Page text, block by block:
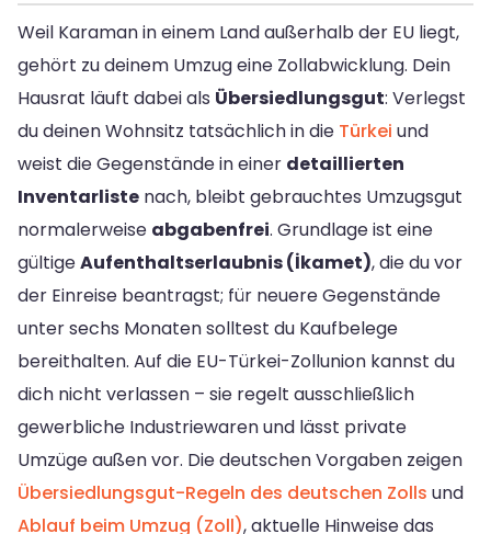
Weil Karaman in einem Land außerhalb der EU liegt,
gehört zu deinem Umzug eine Zollabwicklung. Dein
Hausrat läuft dabei als Übersiedlungsgut: Verlegst
du deinen Wohnsitz tatsächlich in die Türkei und
weist die Gegenstände in einer detaillierten
Inventarliste nach, bleibt gebrauchtes Umzugsgut
normalerweise abgabenfrei. Grundlage ist eine
gültigeAufenthaltserlaubnis (İkamet), die du vor
der Einreise beantragst; für neuere Gegenstände
unter sechs Monaten solltest du Kaufbelege
bereithalten. Auf die EU-Türkei-Zollunion kannst du
dich nicht verlassen – sie regelt ausschließlich
gewerbliche Industriewaren und lässt private
Umzüge außen vor. Die deutschen Vorgaben zeigen
Übersiedlungsgut-Regeln des deutschen Zolls und
Ablauf beim Umzug (Zoll), aktuelle Hinweise das